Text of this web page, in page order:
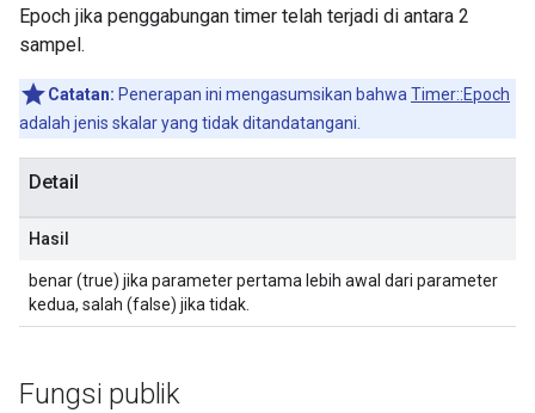
Epoch jika penggabungan timer telah terjadi di antara 2
sampel.
Catatan: Penerapan ini mengasumsikan bahwa Timer::Epoch
adalah jenis skalar yang tidak ditandatangani.
Detail
Hasil
benar (true) jika parameter pertama lebih awal dari parameter
kedua, salah (false) jika tidak.
Fungsi publik